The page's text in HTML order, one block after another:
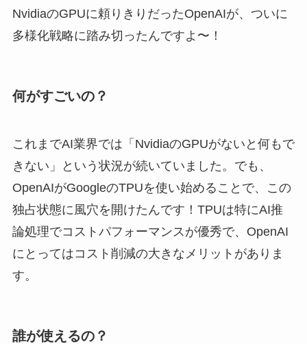
NvidiaのGPUに頼りきりだったOpenAIが、ついに
多様化戦略に踏み切ったんですよ〜！
何がすごいの？
これまでAI業界では「NvidiaのGPUがないと何もで
きない」という状況が続いていました。でも、
OpenAIがGoogleのTPUを使い始めることで、この
独占状態に風穴を開けたんです！TPUは特にAI推
論処理でコストパフォーマンスが優秀で、OpenAI
にとってはコスト削減の大きなメリットがありま
す。
誰が使えるの？